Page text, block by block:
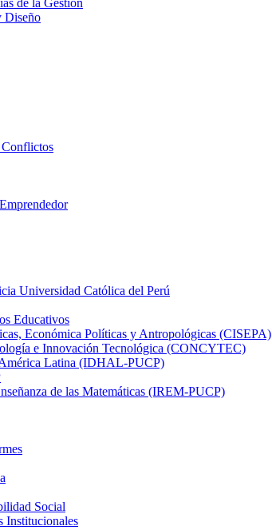
de la Gestión
Diseño
Universidad Católica del Perú
Educativos
Económica Políticas y Antropológicas (CISEPA)
e Innovación Tecnológica (CONCYTEC)
Latina (IDHAL-PUCP)
de las Matemáticas (IREM-PUCP)
Social
Institucionales